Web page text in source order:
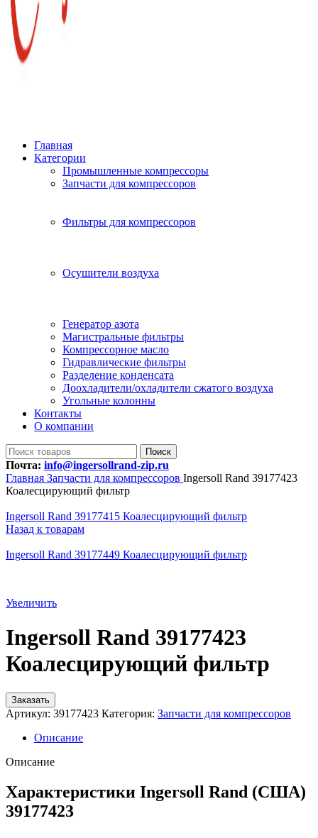
Главная
Категории
Промышленные компрессоры
Запчасти для компрессоров
Фильтры для компрессоров
Осушители воздуха
Генератор азота
Магистральные фильтры
Компрессорное масло
Гидравлические фильтры
Разделение конденсата
Доохладители/охладители сжатого воздуха
Угольные колонны
Контакты
О компании
Поиск
Почта: info@ingersollrand-zip.ru
Главная Запчасти для компрессоров Ingersoll Rand 39177423
Коалесцирующий фильтр
Ingersoll Rand 39177415 Коалесцирующий фильтр
Назад к товарам
Ingersoll Rand 39177449 Коалесцирующий фильтр
Увеличить
Ingersoll Rand 39177423
Коалесцирующий фильтр
Заказать
Артикул: 39177423 Категория: Запчасти для компрессоров
Описание
Описание
Характеристики Ingersoll Rand (США)
39177423